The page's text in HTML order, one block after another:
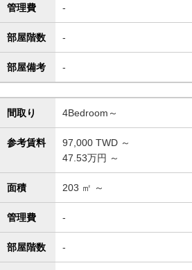
管理費 -
部屋階数 -
部屋備考 -
間取り 4Bedroom～
参考賃料 97,000 TWD ～
47.53万円 ～
面積 203 ㎡ ～
管理費 -
部屋階数 -